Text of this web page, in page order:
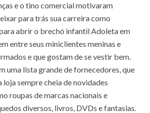
e o tino comercial motivaram
para trás sua carreira como
abrir o brechó infantil Adoleta em
entre seus miniclientes meninas e
e que gostam de se vestir bem.
uma lista grande de fornecedores, que
loja sempre cheia de novidades
roupas de marcas nacionais e
diversos, livros, DVDs e fantasias.